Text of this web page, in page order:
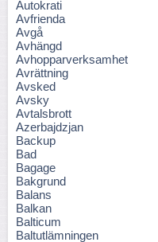
Autokrati
Avfrienda
Avgå
Avhängd
Avhopparverksamhet
Avrättning
Avsked
Avsky
Avtalsbrott
Azerbajdzjan
Backup
Bad
Bagage
Bakgrund
Balans
Balkan
Balticum
Baltutlämningen